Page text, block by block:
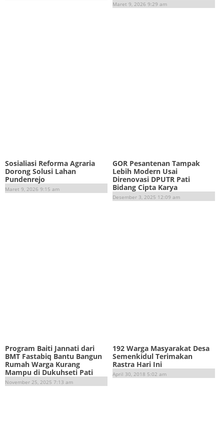
Maret 9, 2026 9:29 am
Sosialiasi Reforma Agraria
Dorong Solusi Lahan
Pundenrejo
Maret 9, 2026 9:15 am
GOR Pesantenan Tampak
Lebih Modern Usai
Direnovasi DPUTR Pati
Bidang Cipta Karya
Desember 3, 2025 12:09 am
Program Baiti Jannati dari
BMT Fastabiq Bantu Bangun
Rumah Warga Kurang
Mampu di Dukuhseti Pati
November 25, 2025 7:13 am
192 Warga Masyarakat Desa
Semenkidul Terimakan
Rastra Hari Ini
April 30, 2018 5:02 am